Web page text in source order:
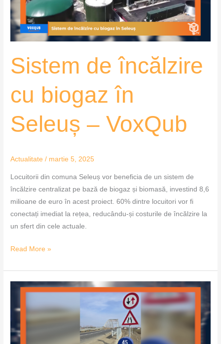
Sistem de încălzire
cu biogaz în
Seleuș – VoxQub
Actualitate / martie 5, 2025
Locuitorii din comuna Seleuș vor beneficia de un sistem de
încălzire centralizat pe bază de biogaz și biomasă, investind 8,6
milioane de euro în acest proiect. 60% dintre locuitori vor fi
conectați imediat la rețea, reducându-și costurile de încălzire la
un sfert din cele actuale.
Seleuș
–
VoxQub
Read More »
Drum
între
Seleuș
și